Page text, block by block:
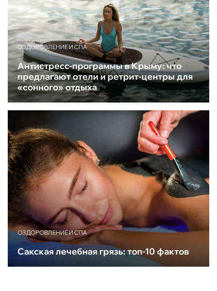
ОЗДОРОВЛЕНИЕ И СПА
Антистресс-программы в Крыму: что
предлагают отели и ретрит-центры для
«сонного» отдыха
ОЗДОРОВЛЕНИЕ И СПА
Сакская лечебная грязь: топ-10 фактов